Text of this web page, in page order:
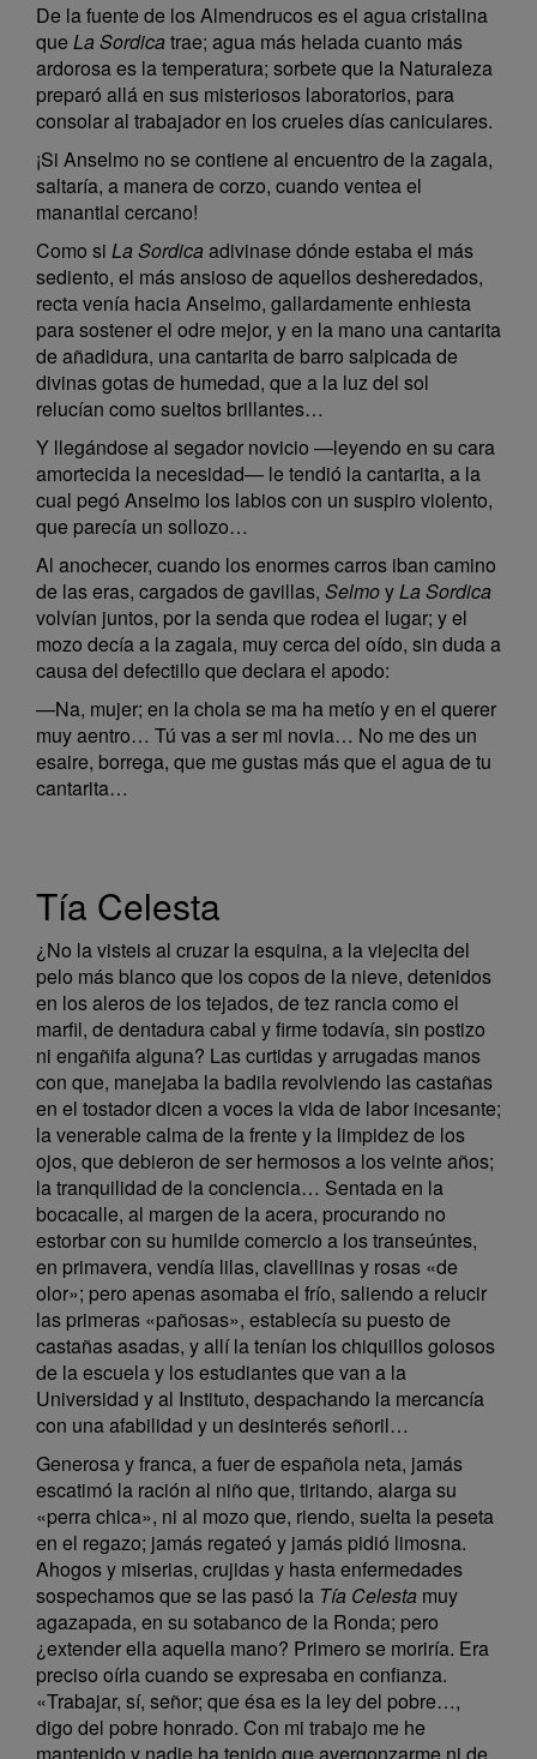
De la fuente de los Almendrucos es el agua cristalina
que La Sordica trae; agua más helada cuanto más
ardorosa es la temperatura; sorbete que la Naturaleza
preparó allá en sus misteriosos laboratorios, para
consolar al trabajador en los crueles días caniculares.
¡Si Anselmo no se contiene al encuentro de la zagala,
saltaría, a manera de corzo, cuando ventea el
manantial cercano!
Como si La Sordica adivinase dónde estaba el más
sediento, el más ansioso de aquellos desheredados,
recta venía hacia Anselmo, gallardamente enhiesta
para sostener el odre mejor, y en la mano una cantarita
de añadidura, una cantarita de barro salpicada de
divinas gotas de humedad, que a la luz del sol
relucían como sueltos brillantes…
Y llegándose al segador novicio —leyendo en su cara
amortecida la necesidad— le tendió la cantarita, a la
cual pegó Anselmo los labios con un suspiro violento,
que parecía un sollozo…
Al anochecer, cuando los enormes carros iban camino
de las eras, cargados de gavillas, SelmoyLa Sordica
volvían juntos, por la senda que rodea el lugar; y el
mozo decía a la zagala, muy cerca del oído, sin duda a
causa del defectillo que declara el apodo:
—Na, mujer; en la chola se ma ha metío y en el querer
muy aentro… Tú vas a ser mi novia… No me des un
esaire, borrega, que me gustas más que el agua de tu
cantarita…
Tía Celesta
¿No la visteis al cruzar la esquina, a la viejecita del
pelo más blanco que los copos de la nieve, detenidos
en los aleros de los tejados, de tez rancia como el
marfil, de dentadura cabal y firme todavía, sin postizo
ni engañifa alguna? Las curtidas y arrugadas manos
con que, manejaba la badila revolviendo las castañas
en el tostador dicen a voces la vida de labor incesante;
la venerable calma de la frente y la limpidez de los
ojos, que debieron de ser hermosos a los veinte años;
la tranquilidad de la conciencia… Sentada en la
bocacalle, al margen de la acera, procurando no
estorbar con su humilde comercio a los transeúntes,
en primavera, vendía lilas, clavellinas y rosas «de
olor»; pero apenas asomaba el frío, saliendo a relucir
las primeras «pañosas», establecía su puesto de
castañas asadas, y allí la tenían los chiquillos golosos
de la escuela y los estudiantes que van a la
Universidad y al Instituto, despachando la mercancía
con una afabilidad y un desinterés señoril…
Generosa y franca, a fuer de española neta, jamás
escatimó la ración al niño que, tiritando, alarga su
«perra chica», ni al mozo que, riendo, suelta la peseta
en el regazo; jamás regateó y jamás pidió limosna.
Ahogos y miserias, crujidas y hasta enfermedades
sospechamos que se las pasó la Tía Celesta muy
agazapada, en su sotabanco de la Ronda; pero
¿extender ella aquella mano? Primero se moriría. Era
preciso oírla cuando se expresaba en confianza.
«Trabajar, sí, señor; que ésa es la ley del pobre…,
digo del pobre honrado. Con mi trabajo me he